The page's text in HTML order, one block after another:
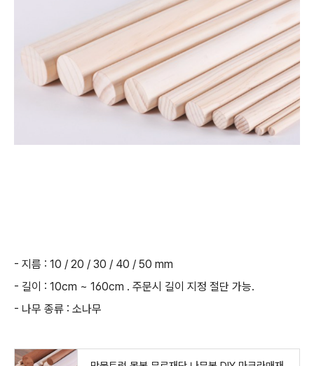
- 지름 : 10 / 20 / 30 / 40 / 50 mm
- 길이 : 10cm ~ 160cm . 주문시 길이 지정 절단 가능.
- 나무 종류 : 소나무